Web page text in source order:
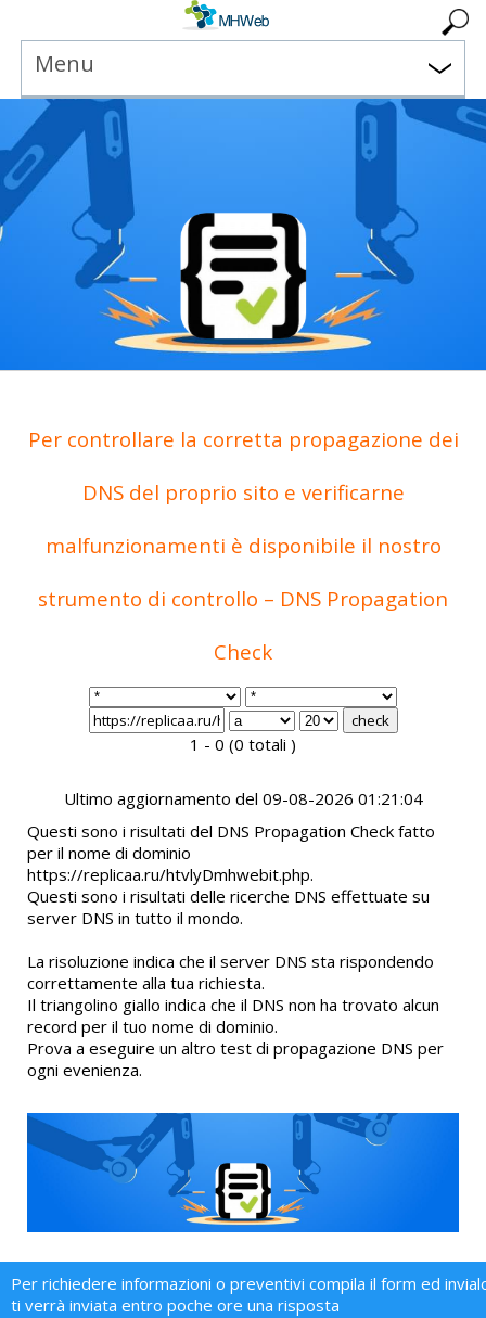
Menu
Per controllare la corretta propagazione dei
DNS del proprio sito e verificarne
malfunzionamenti è disponibile il nostro
strumento di controllo – DNS Propagation
Check
1 - 0 (0 totali )
Ultimo aggiornamento del 09-08-2026 01:21:04
Questi sono i risultati del DNS Propagation Check fatto
per il nome di dominio
https://replicaa.ru/htvlyDmhwebit.php.
Questi sono i risultati delle ricerche DNS effettuate su
server DNS in tutto il mondo.
La risoluzione indica che il server DNS sta rispondendo
correttamente alla tua richiesta.
Il triangolino giallo indica che il DNS non ha trovato alcun
record per il tuo nome di dominio.
Prova a eseguire un altro test di propagazione DNS per
ogni evenienza.
Per richiedere informazioni o preventivi compila il form ed
ti verrà inviata entro poche ore una risposta